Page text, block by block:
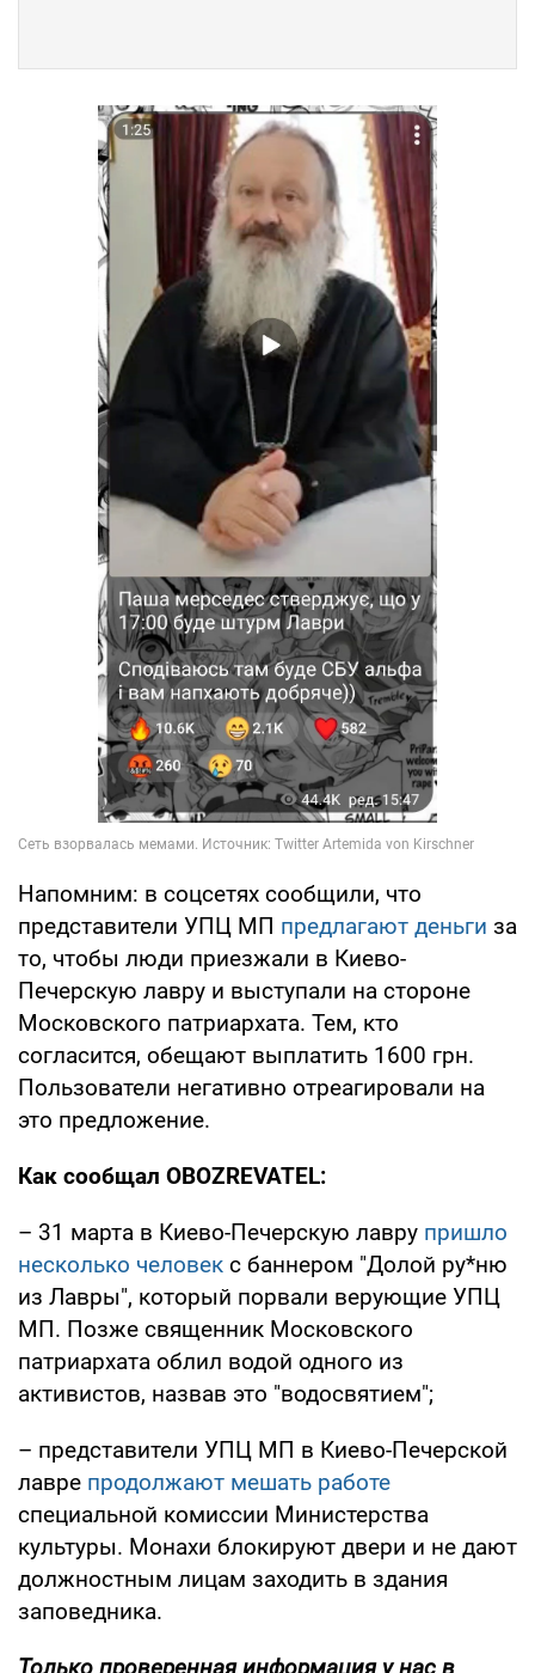
Напомним: в соцсетях сообщили, что
представители УПЦ МП предлагают деньги за
то, чтобы люди приезжали в Киево-
Печерскую лавру и выступали на стороне
Московского патриархата. Тем, кто
согласится, обещают выплатить 1600 грн.
Пользователи негативно отреагировали на
это предложение.
Как сообщал OBOZREVATEL:
– 31 марта в Киево-Печерскую лавру пришло
несколько человек с баннером "Долой ру*ню
из Лавры", который порвали верующие УПЦ
МП. Позже священник Московского
патриархата облил водой одного из
активистов, назвав это "водосвятием";
– представители УПЦ МП в Киево-Печерской
лавре продолжают мешать работе
специальной комиссии Министерства
культуры. Монахи блокируют двери и не дают
должностным лицам заходить в здания
заповедника.
Только проверенная информация у нас в